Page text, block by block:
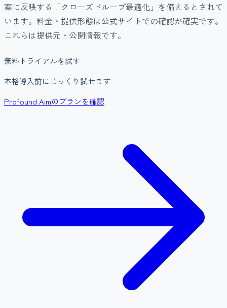
案に反映する「クローズドループ最適化」を備えるとされて
います。料金・提供形態は公式サイトでの確認が確実です。
これらは提供元・公開情報です。
無料トライアルを試す
本格導入前にじっくり試せます
Profound Aimのプランを確認